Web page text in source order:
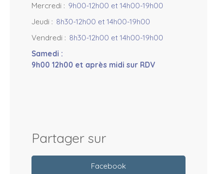
Mercredi : 9h00-12h00 et 14h00-19h00
Jeudi : 8h30-12h00 et 14h00-19h00
Vendredi : 8h30-12h00 et 14h00-19h00
Samedi :
9h00 12h00 et après midi sur RDV
Partager sur
Facebook